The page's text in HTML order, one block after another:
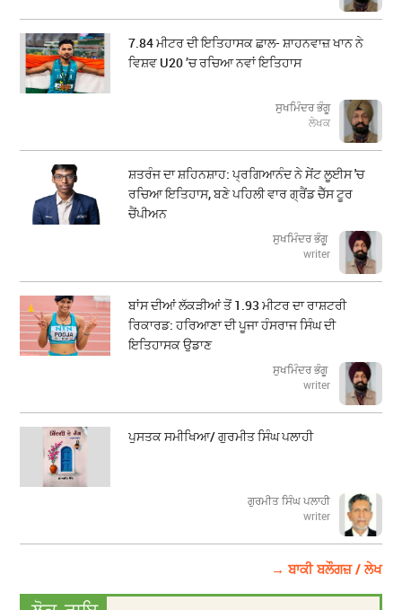
7.84 ਮੀਟਰ ਦੀ ਇਤਿਹਾਸਕ ਛਾਲ- ਸ਼ਾਹਨਵਾਜ਼ ਖਾਨ ਨੇ
ਵਿਸ਼ਵ U20 ’ਚ ਰਚਿਆ ਨਵਾਂ ਇਤਿਹਾਸ
ਸੁਖਮਿੰਦਰ ਭੰਗੂ
ਲੇਖਕ
ਸ਼ਤਰੰਜ ਦਾ ਸ਼ਹਿਨਸ਼ਾਹ: ਪ੍ਰਗਿਆਨੰਦ ਨੇ ਸੇਂਟ ਲੂਈਸ 'ਚ
ਰਚਿਆ ਇਤਿਹਾਸ, ਬਣੇ ਪਹਿਲੀ ਵਾਰ ਗ੍ਰੈਂਡ ਚੈੱਸ ਟੂਰ
ਚੈਂਪੀਅਨ
ਸੁਖਮਿੰਦਰ ਭੰਗੂ
writer
ਬਾਂਸ ਦੀਆਂ ਲੱਕੜੀਆਂ ਤੋਂ 1.93 ਮੀਟਰ ਦਾ ਰਾਸ਼ਟਰੀ
ਰਿਕਾਰਡ: ਹਰਿਆਣਾ ਦੀ ਪੂਜਾ ਹੰਸਰਾਜ ਸਿੰਘ ਦੀ
ਇਤਿਹਾਸਕ ਉਡਾਣ
ਸੁਖਮਿੰਦਰ ਭੰਗੂ
writer
ਪੁਸਤਕ ਸਮੀਖਿਆ/ ਗੁਰਮੀਤ ਸਿੰਘ ਪਲਾਹੀ
ਗੁਰਮੀਤ ਸਿੰਘ ਪਲਾਹੀ
writer
→ ਬਾਕੀ ਬਲੌਗਜ਼ / ਲੇਖ